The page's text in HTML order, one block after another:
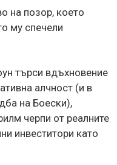
на позор, което
му спечели
търси вдъхновение
алчност (и в
на Боески),
черпи от реалните
инвеститори като